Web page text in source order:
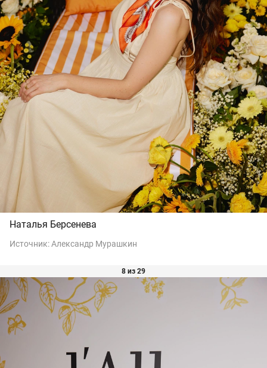
Наталья Берсенева
Источник:Александр Мурашкин
8 из 29